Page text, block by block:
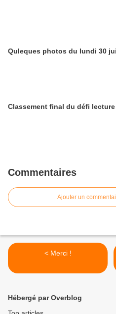
Quleques photos du lundi 30
Classement final du défi lecture
Commentaires
Ajouter un
< Merci !
Hébergé par Overblog